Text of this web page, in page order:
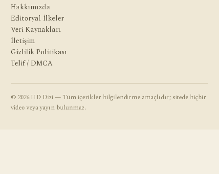
Hakkımızda
Editoryal İlkeler
Veri Kaynakları
İletişim
Gizlilik Politikası
Telif / DMCA
© 2026 HD Dizi — Tüm içerikler bilgilendirme amaçlıdır; sitede hiçbir
video veya yayın bulunmaz.